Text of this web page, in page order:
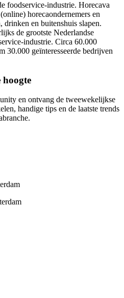
foodservice-industrie. Horecava
horecaondernemers en
drinken en buitenshuis slapen.
de grootste Nederlandse
industrie. Circa 60.000
30.000 geïnteresseerde bedrijven
en ontvang de tweewekelijkse
handige tips en de laatste trends